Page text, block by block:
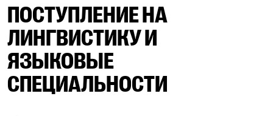
ПОСТУПЛЕНИЕ НА
ЛИНГВИСТИКУ И
ЯЗЫКОВЫЕ
СПЕЦИАЛЬНОСТИ